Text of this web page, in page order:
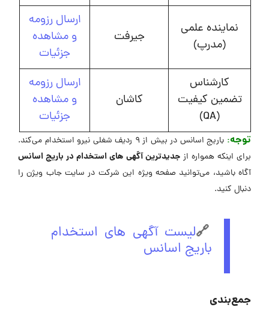
نماینده علمی
(مدرپ)
جیرفت
ارسال رزومه
و مشاهده
جزئیات
کارشناس
تضمین کیفیت
(QA)
کاشان
ارسال رزومه
و مشاهده
جزئیات
توجه:
باریج اسانس در بیش از 9 ردیف شغلی نیرو استخدام می‌کند.
برای اینکه همواره ازجدیدترین آگهی های استخدام در باریج اسانس
آگاه باشید، می‌توانید صفحه ویژه این شرکت در ‌سایت جاب ویژن را
دنبال کنید.
🔗لیست آگهی های استخدام
باریج اسانس
جمع‌بندی